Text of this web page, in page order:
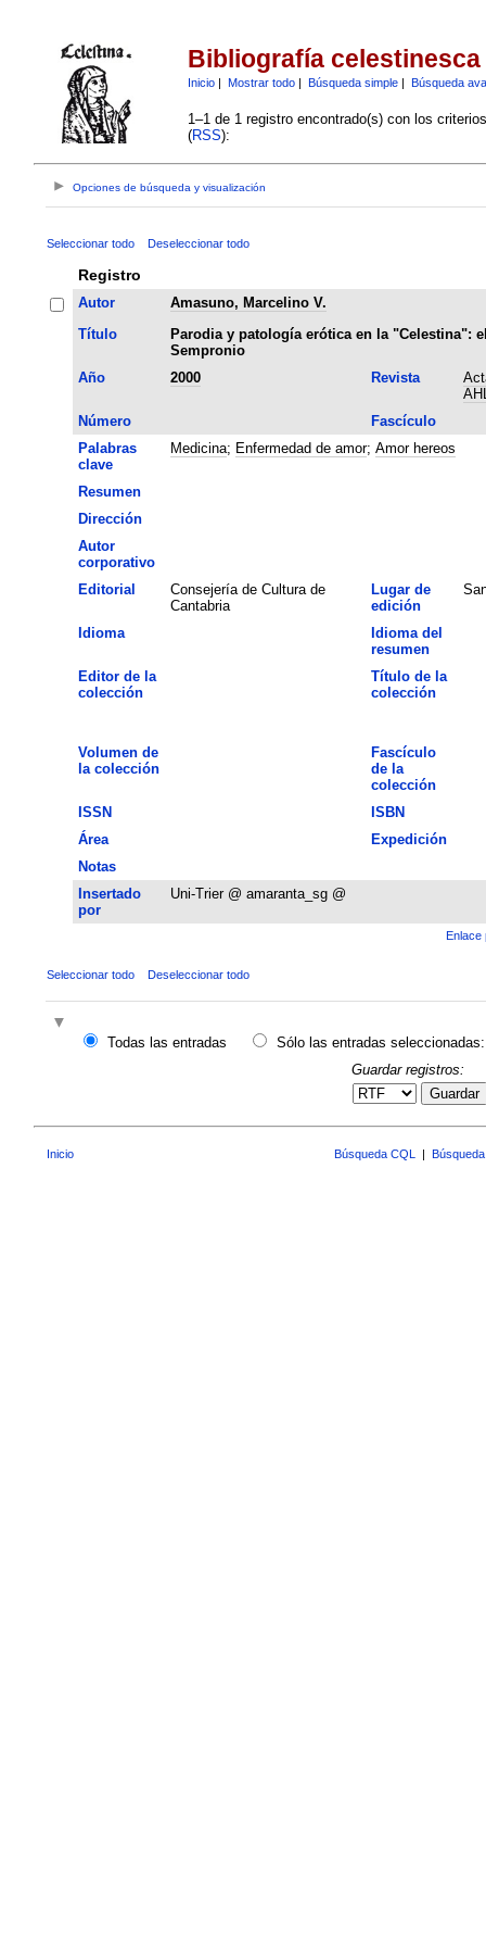
Bibliografía celestinesca
Inicio| Mostrar todo| Búsqueda simple| Búsqueda
1–1 de 1 registro encontrado(s) con los
(RSS):
Opciones de búsqueda y visualización
Seleccionar todo Deseleccionar todo
Registro
Autor
Amasuno, Marcelino V.
Título
Parodia y patología erótica en la "Celestina":
Sempronio
Año
2000 Revista
Número
Fascículo
Palabras
clave
Medicina; Enfermedad de amor; Amor hereos
Resumen
Dirección
Autor
corporativo
Editorial
Consejería de Cultura de
Cantabria
Lugar de
edición
Idioma
Idioma del
resumen
Editor de la
colección
Título de la
colección
Volumen de
la colección
Fascículo
de la
colección
ISSN
ISBN
Área
Expedición
Notas
Insertado
por
Uni-Trier @ amaranta_sg @
Enlace
Seleccionar todo Deseleccionar todo
Todas las entradas
Sólo las entradas seleccionadas:
Guardar registros:
Guardar
Inicio Búsqueda CQL